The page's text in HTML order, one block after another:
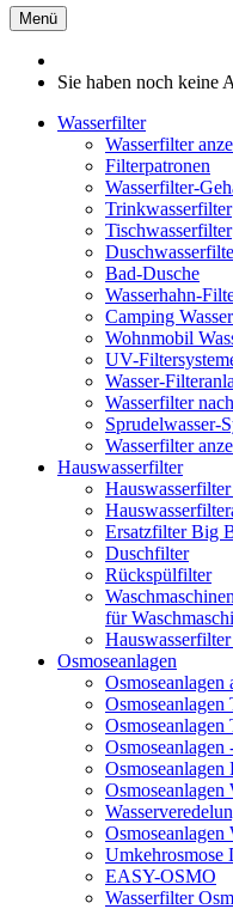
Menü
Sie haben noch keine
Wasserfilter
Wasserfilter
Filterpatronen
Wasserfilter-
Trinkwasserfilter
Tischwasserfilter
Bad-Dusche
Wasserhahn-
Camping
Wohnmobil
UV-
Wasser-
Wasserfilter
Sprudelwasser-
Wasserfilter
Hauswasserfilter
Ersatzfilter Big
Duschfilter
Rückspülfilter
für
Osmoseanlagen
Osmoseanlagen
Osmoseanlagen
Osmoseanlagen
Osmoseanlagen
Umkehrosmose
EASY-OSMO
Wasserfilter